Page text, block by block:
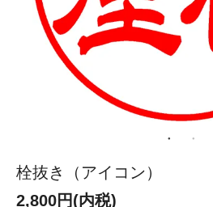
栓抜き（アイコン）
2,800円(内税)